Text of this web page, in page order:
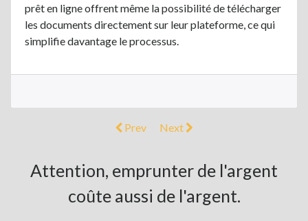
prêt en ligne offrent même la possibilité de télécharger
les documents directement sur leur plateforme, ce qui
simplifie davantage le processus.
Prev Next
Attention, emprunter de l'argent
coûte aussi de l'argent.